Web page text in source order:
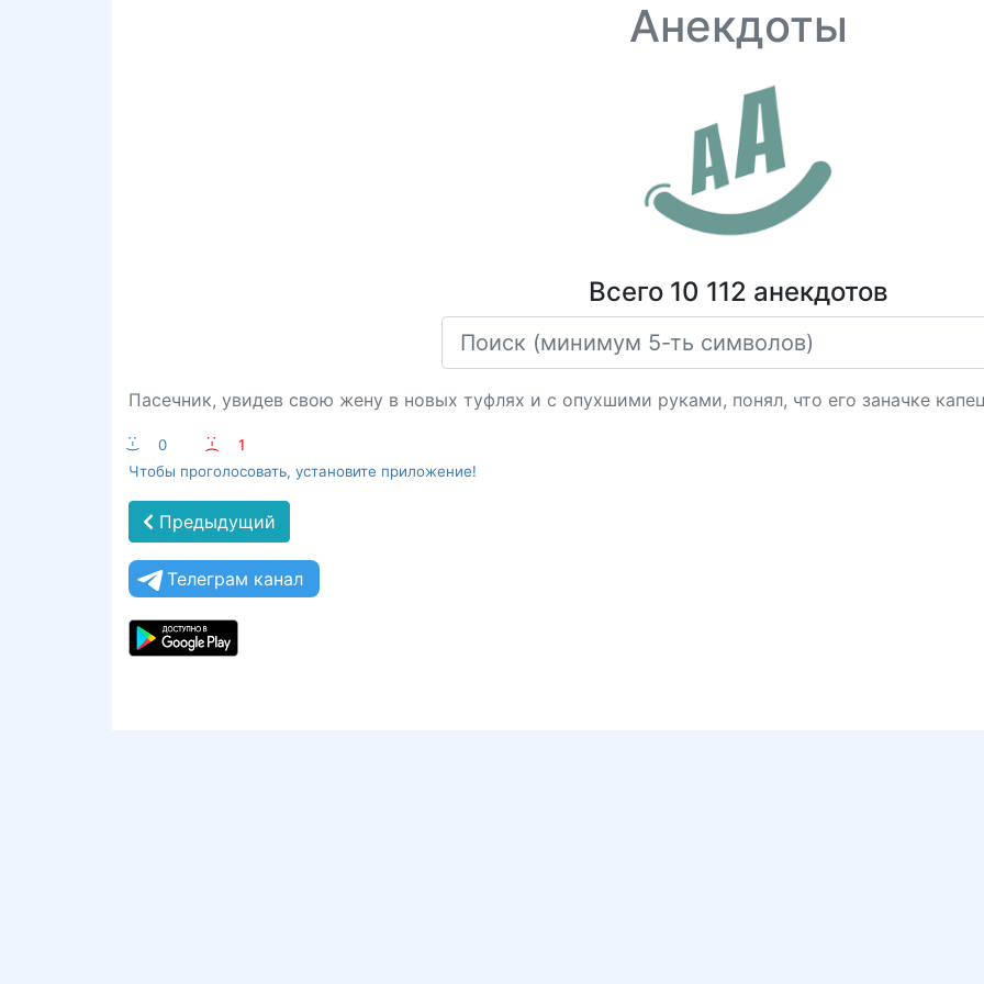
Анекдоты
Всего 10 112 анекдотов
Пасечник, увидев свою жену в новых туфлях и с опухшими руками, понял, что его заначке
:-) 0 :-(
1
Чтобы проголосовать, установите приложение!
Предыдущий
Телеграм канал